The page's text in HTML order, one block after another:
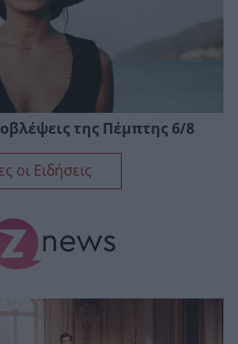
της Πέμπτης 6/8
οι Ειδήσεις